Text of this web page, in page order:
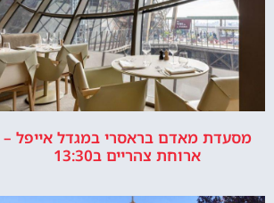
מסעדת מאדם בראסרי במגדל אייפל –
ארוחת צהריים ב13:30